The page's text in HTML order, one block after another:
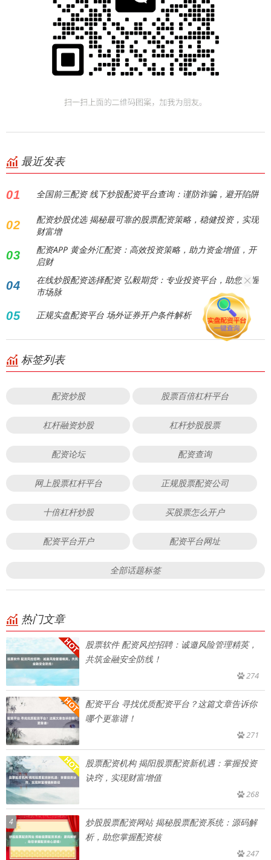
最近发表
01 全国前三配资 线下炒股配资平台查询：谨防诈骗，避开陷阱
02
配资炒股优选 揭秘最可靠的股票配资策略，稳健投资，实现
财富增
03
配资APP 黄金外汇配资：高效投资策略，助力资金增值，开
启财
04
在线炒股配资选择配资 弘毅期货：专业投资平台，助您把握
市场脉
05 正规实盘配资平台 场外证券开户条件解析
标签列表
配资炒股 股票百倍杠杆平台
杠杆融资炒股 杠杆炒股股票
配资论坛 配资查询
网上股票杠杆平台 正规股票配资公司
十倍杠杆炒股 买股票怎么开户
配资平台开户 配资平台网址
全部话题标签
热门文章
股票软件 配资风控招聘：诚邀风险管理精英，
共筑金融安全防线！
274
配资平台 寻找优质配资平台？这篇文章告诉你
哪个更靠谱！
271
股票配资机构 揭阳股票配资新机遇：掌握投资
诀窍，实现财富增值
268
4
炒股股票配资网站 揭秘股票配资系统：源码解
析，助您掌握配资核
247